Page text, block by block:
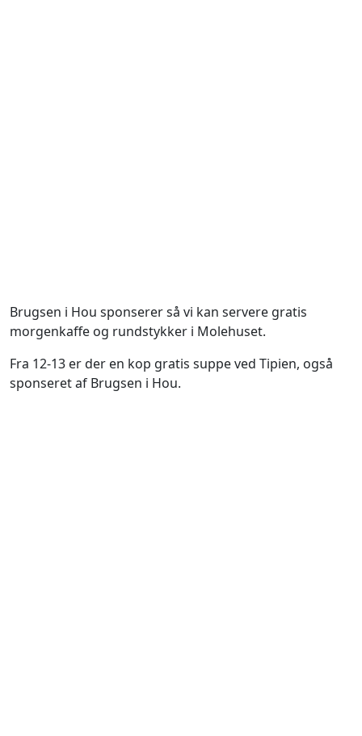
Brugsen i Hou sponserer så vi kan servere gratis
morgenkaffe og rundstykker i Molehuset.
Fra 12-13 er der en kop gratis suppe ved Tipien, også
sponseret af Brugsen i Hou.